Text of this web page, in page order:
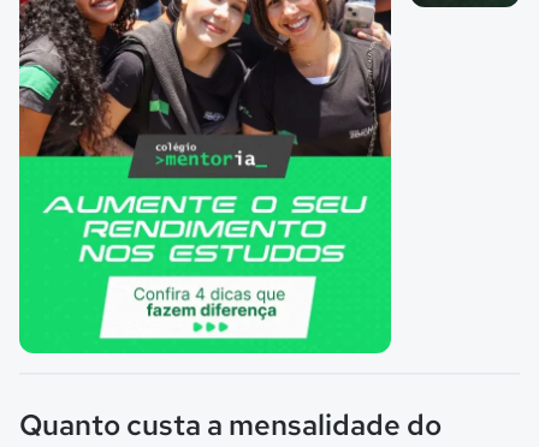
Quanto custa a mensalidade do